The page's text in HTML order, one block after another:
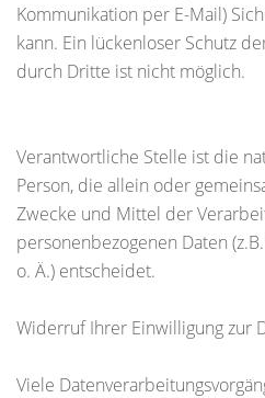
Kommunikation per E-Mail)
kann. Ein lückenloser Schutz
durch Dritte ist nicht möglich.
Verantwortliche Stelle ist die
Person, die allein oder
Zwecke und Mittel der
personenbezogenen Daten
o. Ä.) entscheidet.
Widerruf Ihrer Einwilligung zur
Viele